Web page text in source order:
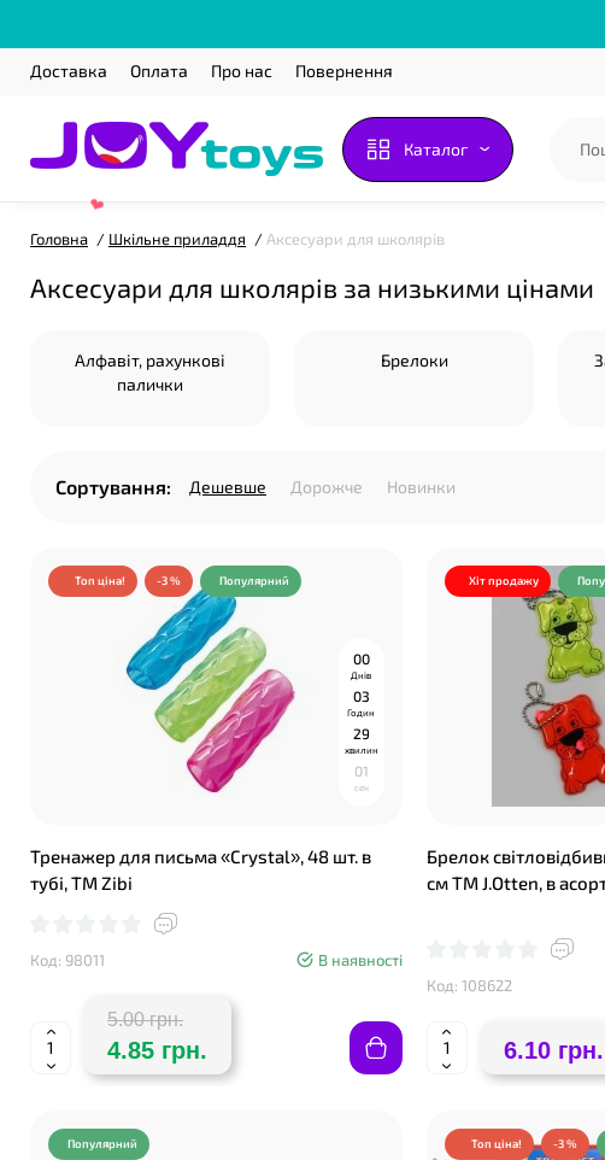
Доставка Оплата Про нас Повернення
Каталог
Головна Шкільне приладдя Аксесуари для школярів
Аксесуари для школярів за низькими цінами
Алфавіт, рахункові
палички
Брелоки
Сортування: Дешевше Дорожче Новинки
Топ ціна! -3 % Популярний
00
Днів
03
Годин
29
хвилин
00
сек
Тренажер для письма «Crystal», 48 шт. в
тубі, TM Zibi
Код: 98011 В наявності
5.00 грн.
4.85 грн.
Хіт продажу
Брелок
см ТМ J.Otten, в
Код: 108622
6.10 грн.
Популярний Топ ціна! -3 %
❤
❤